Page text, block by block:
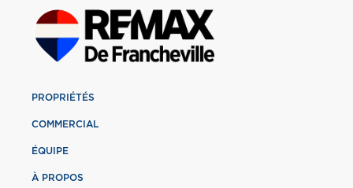
PROPRIÉTÉS
COMMERCIAL
ÉQUIPE
À PROPOS